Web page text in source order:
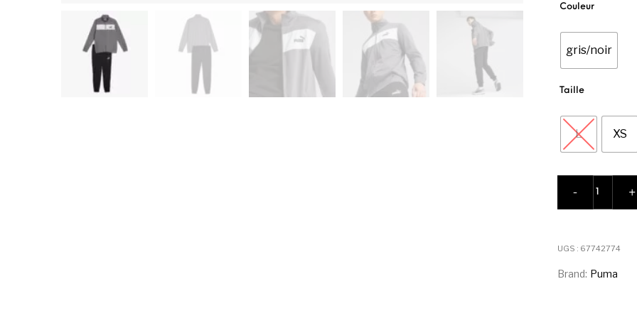
Couleur
gris/noir
Taille
L XS
-
+
UGS : 67742774
Brand: Puma